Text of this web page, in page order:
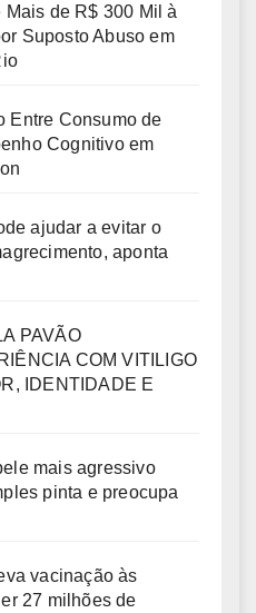
de R$ 300 Mil à
Suposto Abuso em
Entre Consumo de
Cognitivo em
ajudar a evitar o
aponta
PAVÃO
COM VITILIGO
IDENTIDADE E
mais agressivo
pinta e preocupa
vacinação às
27 milhões de